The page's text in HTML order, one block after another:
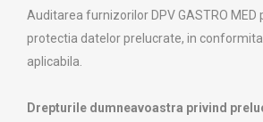
Auditarea furnizorilor DPV GASTRO MED
protectia datelor prelucrate, in
aplicabila.
Drepturile dumneavoastra privind